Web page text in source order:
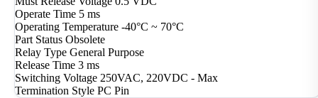
Operate Time 5 ms
Operating Temperature -40°C ~ 70°C
Part Status Obsolete
Relay Type General Purpose
Release Time 3 ms
Switching Voltage 250VAC, 220VDC - Max
Termination Style PC Pin